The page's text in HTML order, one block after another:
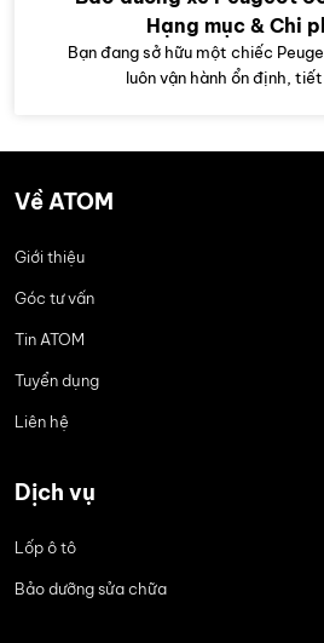
Hạng mục & Chi
Bạn đang sở hữu một chiếc
luôn vận hành ổn định,
Về ATOM
Giới thiệu
Góc tư vấn
Tin ATOM
Tuyển dụng
Liên hệ
Dịch vụ
Lốp ô tô
Bảo dưỡng sửa chữa